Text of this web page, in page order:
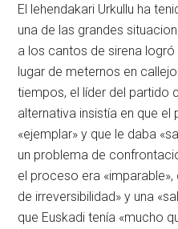
El lehendakari Urkullu ha
una de las grandes
a los cantos de sirena
lugar de meternos en
tiempos, el líder del partido
alternativa insistía en que
«ejemplar» y que le daba
un problema de
el proceso era
de irreversibilidad» y una
que Euskadi tenía «mucho